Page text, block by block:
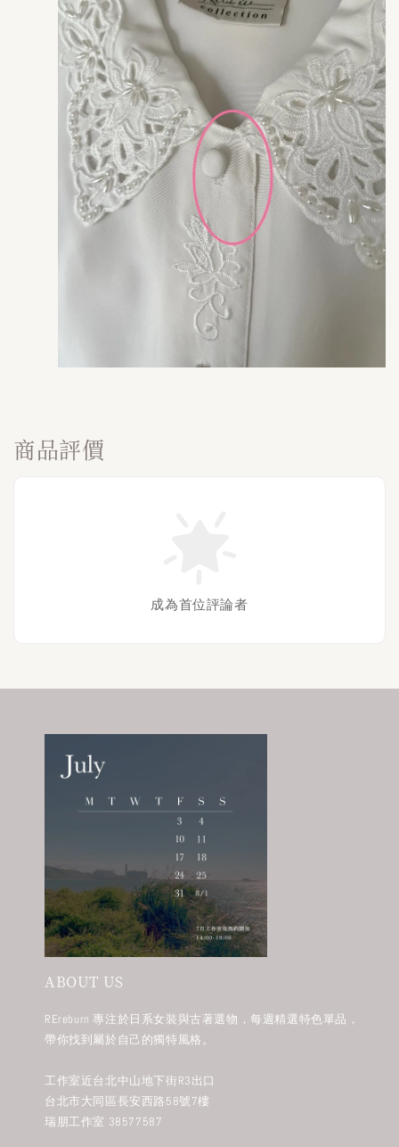
商品評價
成為首位評論者
ABOUT US
REreburn 專注於日系女裝與古著選物，每週精選特色單品，
帶你找到屬於自己的獨特風格。
工作室近台北中山地下街R3出口
台北市大同區長安西路58號7樓
瑞朋工作室 38577587